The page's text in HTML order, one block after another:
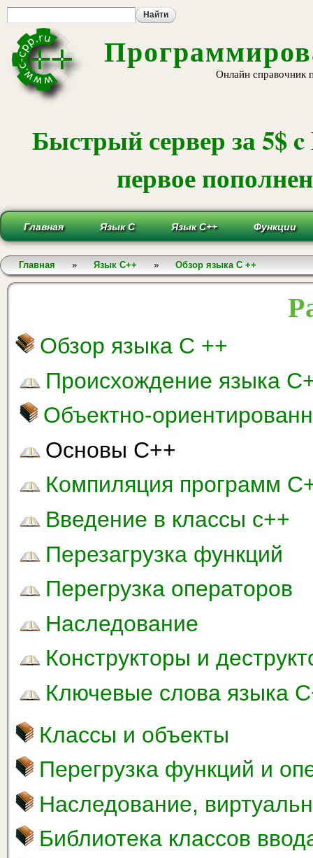
Онлайн справочник
Быстрый сервер за 5$
первое
Главная Язык С Язык С++ Функции
Вы здесь
Главная » Язык С++ » Обзор языка С ++
Обзор языка С ++
Происхождение языка
Объектно-
Основы С++
Компиляция программ
Введение в классы с++
Перезагрузка функций
Перегрузка операторов
Наследование
Конструкторы и
Ключевые слова языка
Классы и объекты
Перегрузка функций и
Наследование,
Библиотека классов